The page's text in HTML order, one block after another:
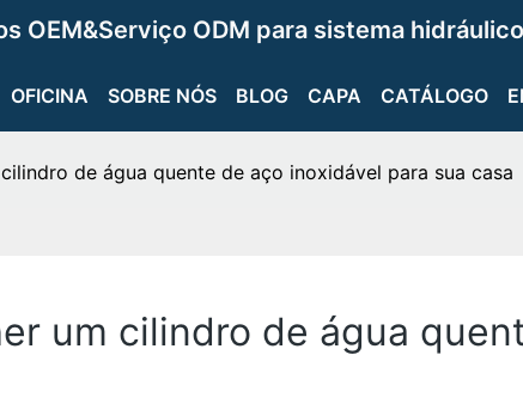
OEM&Serviço ODM para sistema
OFICINA SOBRE NÓS BLOG CAPA CATÁLOGO
de água quente de aço inoxidável para sua casa
um cilindro de água